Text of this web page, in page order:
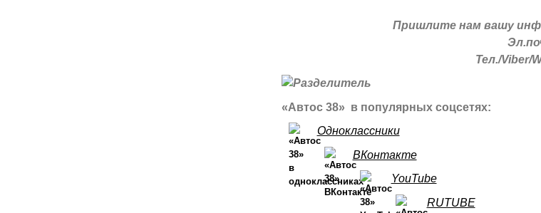
Пришлите нам вашу
Тел./Viber/
«Автос 38» в популярных соцсетях:
Одноклассники
ВКонтакте
YouTube
RUTUBE